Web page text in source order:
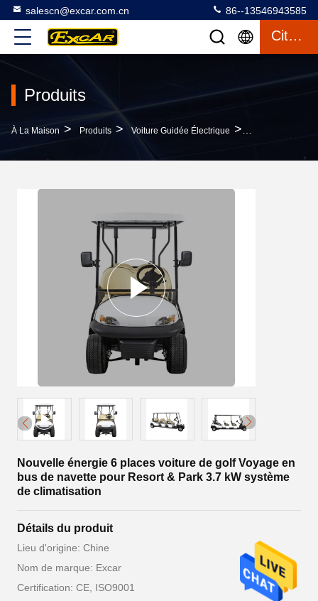
salescn@excar.com.cn 86--13546943585
Citation
Produits
À La Maison > Produits > Voiture Guidée Électrique >
Nouvelle énergie 6 places voiture de golf Voyage en
bus de navette pour Resort & Park 3.7 kW système
de climatisation
Détails du produit
Lieu d'origine: Chine
Nom de marque: Excar
Certification: CE, ISO9001